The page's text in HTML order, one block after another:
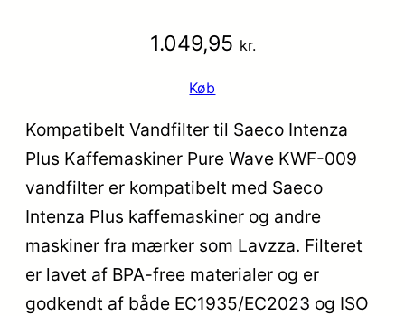
1.049,95 kr.
Køb
Kompatibelt Vandfilter til Saeco Intenza
Plus Kaffemaskiner Pure Wave KWF-009
vandfilter er kompatibelt med Saeco
Intenza Plus kaffemaskiner og andre
maskiner fra mærker som Lavzza. Filteret
er lavet af BPA-free materialer og er
godkendt af både EC1935/EC2023 og ISO